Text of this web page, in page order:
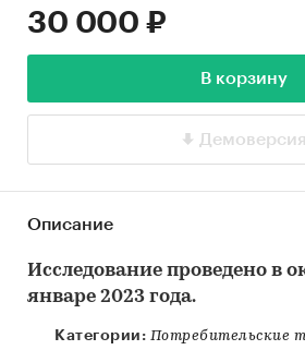
30 000 ₽
В корзину
Демоверсия
Описание
Исследование проведено в
январе 2023 года.
Категории: Потребительские